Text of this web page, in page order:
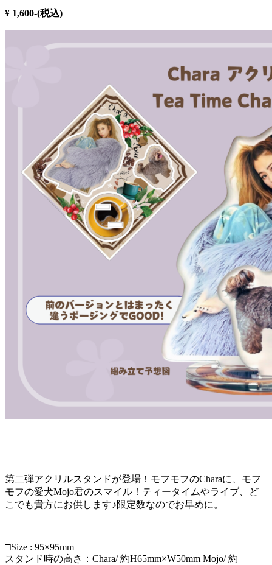
¥ 1,600-(税込)
第二弾アクリルスタンドが登場！モフモフのCharaに、モフ
モフの愛犬Mojo君のスマイル！ティータイムやライブ、ど
こでも貴方にお供します♪限定数なのでお早めに。
□Size : 95×95mm
スタンド時の高さ：Chara/ 約H65mm×W50mm Mojo/ 約